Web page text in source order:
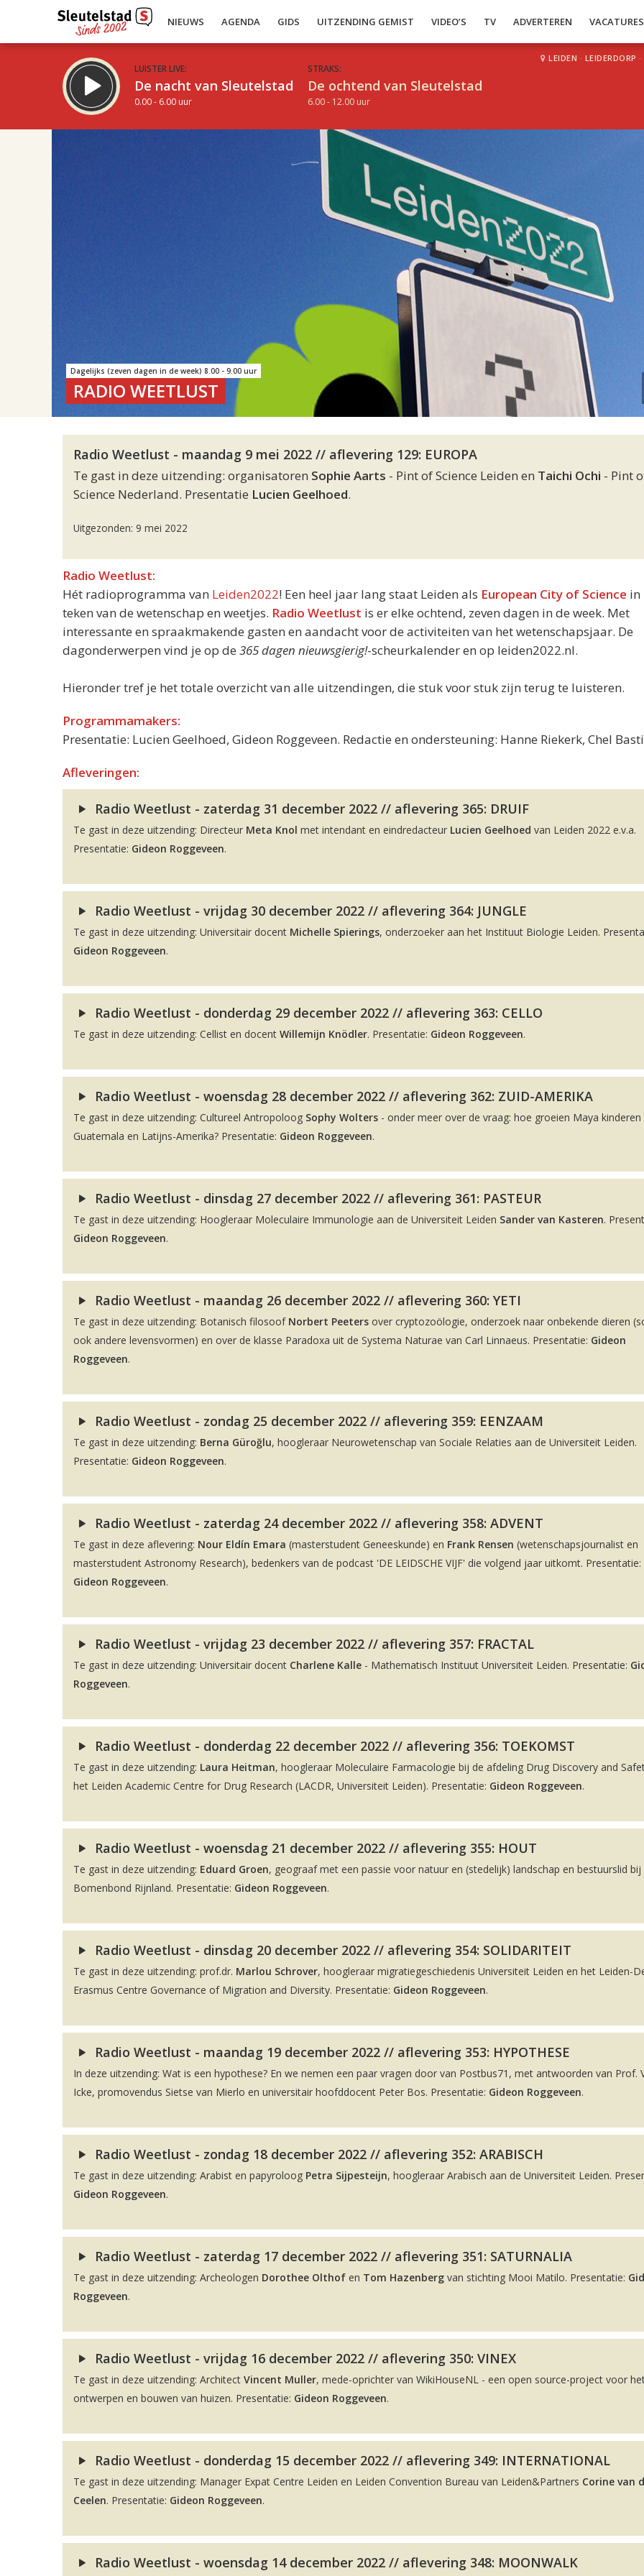
NIEUWS AGENDA GIDS UITZENDING GEMIST VIDEO’S TV ADVERTEREN VACATURES
LUISTER LIVE:
De nacht van Sleutelstad
0.00 - 6.00 uur
STRAKS:
De ochtend van Sleutelstad
6.00 - 12.00 uur
LEIDEN · LEIDERDORP ·
Dagelijks (zeven dagen in de week) 8.00 - 9.00 uur
RADIO WEETLUST
Radio Weetlust - maandag 9 mei 2022 // aflevering 129: EUROPA
Te gast in deze uitzending: organisatoren Sophie Aarts - Pint of Science Leiden en Taichi Ochi - Pint
Science Nederland. Presentatie Lucien Geelhoed.
Uitgezonden: 9 mei 2022
Radio Weetlust:
Hét radioprogramma van Leiden2022! Een heel jaar lang staat Leiden als European City of Science in
teken van de wetenschap en weetjes. Radio Weetlust is er elke ochtend, zeven dagen in de week. Met
interessante en spraakmakende gasten en aandacht voor de activiteiten van het wetenschapsjaar. De
dagonderwerpen vind je op de 365 dagen nieuwsgierig!-scheurkalender en op leiden2022.nl.
Hieronder tref je het totale overzicht van alle uitzendingen, die stuk voor stuk zijn terug te luisteren.
Programmamakers:
Presentatie: Lucien Geelhoed, Gideon Roggeveen. Redactie en ondersteuning: Hanne Riekerk, Chel
Afleveringen:
Radio Weetlust - zaterdag 31 december 2022 // aflevering 365: DRUIF
Te gast in deze uitzending: Directeur Meta Knol met intendant en eindredacteur Lucien Geelhoed van Leiden 2022 e.v.a.
Presentatie: Gideon Roggeveen.
Radio Weetlust - vrijdag 30 december 2022 // aflevering 364: JUNGLE
Te gast in deze uitzending: Universitair docent Michelle Spierings, onderzoeker aan het Instituut Biologie Leiden.
Gideon Roggeveen.
Radio Weetlust - donderdag 29 december 2022 // aflevering 363: CELLO
Te gast in deze uitzending: Cellist en docent Willemijn Knödler. Presentatie: Gideon Roggeveen.
Radio Weetlust - woensdag 28 december 2022 // aflevering 362: ZUID-AMERIKA
Te gast in deze uitzending: Cultureel Antropoloog Sophy Wolters - onder meer over de vraag: hoe groeien Maya
Guatemala en Latijns-Amerika? Presentatie: Gideon Roggeveen.
Radio Weetlust - dinsdag 27 december 2022 // aflevering 361: PASTEUR
Te gast in deze uitzending: Hoogleraar Moleculaire Immunologie aan de Universiteit Leiden Sander van Kasteren.
Gideon Roggeveen.
Radio Weetlust - maandag 26 december 2022 // aflevering 360: YETI
Te gast in deze uitzending: Botanisch filosoof Norbert Peeters over cryptozoölogie, onderzoek naar onbekende dieren
ook andere levensvormen) en over de klasse Paradoxa uit de Systema Naturae van Carl Linnaeus. Presentatie: Gideon
Roggeveen.
Radio Weetlust - zondag 25 december 2022 // aflevering 359: EENZAAM
Te gast in deze uitzending: Berna Güroğlu, hoogleraar Neurowetenschap van Sociale Relaties aan de Universiteit Leiden.
Presentatie: Gideon Roggeveen.
Radio Weetlust - zaterdag 24 december 2022 // aflevering 358: ADVENT
Te gast in deze aflevering: Nour Eldín Emara (masterstudent Geneeskunde) en Frank Rensen (wetenschapsjournalist en
masterstudent Astronomy Research), bedenkers van de podcast 'DE LEIDSCHE VIJF' die volgend jaar uitkomt. Presentatie:
Gideon Roggeveen.
Radio Weetlust - vrijdag 23 december 2022 // aflevering 357: FRACTAL
Te gast in deze uitzending: Universitair docent Charlene Kalle - Mathematisch Instituut Universiteit Leiden. Presentatie:
Roggeveen.
Radio Weetlust - donderdag 22 december 2022 // aflevering 356: TOEKOMST
Te gast in deze uitzending: Laura Heitman, hoogleraar Moleculaire Farmacologie bij de afdeling Drug Discovery and
het Leiden Academic Centre for Drug Research (LACDR, Universiteit Leiden). Presentatie: Gideon Roggeveen.
Radio Weetlust - woensdag 21 december 2022 // aflevering 355: HOUT
Te gast in deze uitzending: Eduard Groen, geograaf met een passie voor natuur en (stedelijk) landschap en bestuurslid bij
Bomenbond Rijnland. Presentatie: Gideon Roggeveen.
Radio Weetlust - dinsdag 20 december 2022 // aflevering 354: SOLIDARITEIT
Te gast in deze uitzending: prof.dr. Marlou Schrover, hoogleraar migratiegeschiedenis Universiteit Leiden en het Leiden-
Erasmus Centre Governance of Migration and Diversity. Presentatie: Gideon Roggeveen.
Radio Weetlust - maandag 19 december 2022 // aflevering 353: HYPOTHESE
In deze uitzending: Wat is een hypothese? En we nemen een paar vragen door van Postbus71, met antwoorden van Prof.
Icke, promovendus Sietse van Mierlo en universitair hoofddocent Peter Bos. Presentatie: Gideon Roggeveen.
Radio Weetlust - zondag 18 december 2022 // aflevering 352: ARABISCH
Te gast in deze uitzending: Arabist en papyroloog Petra Sijpesteijn, hoogleraar Arabisch aan de Universiteit Leiden.
Gideon Roggeveen.
Radio Weetlust - zaterdag 17 december 2022 // aflevering 351: SATURNALIA
Te gast in deze uitzending: Archeologen Dorothee Olthof en Tom Hazenberg van stichting Mooi Matilo. Presentatie:
Roggeveen.
Radio Weetlust - vrijdag 16 december 2022 // aflevering 350: VINEX
Te gast in deze uitzending: Architect Vincent Muller, mede-oprichter van WikiHouseNL - een open source-project voor
ontwerpen en bouwen van huizen. Presentatie: Gideon Roggeveen.
Radio Weetlust - donderdag 15 december 2022 // aflevering 349: INTERNATIONAL
Te gast in deze uitzending: Manager Expat Centre Leiden en Leiden Convention Bureau van Leiden&Partners Corine van
Ceelen. Presentatie: Gideon Roggeveen.
Radio Weetlust - woensdag 14 december 2022 // aflevering 348: MOONWALK